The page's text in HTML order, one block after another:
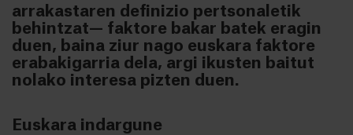
arrakastaren definizio pertsonaletik
behintzat— faktore bakar batek eragin
duen, baina ziur nago euskara faktore
erabakigarria dela, argi ikusten baitut
nolako interesa pizten duen.
Euskara indargune